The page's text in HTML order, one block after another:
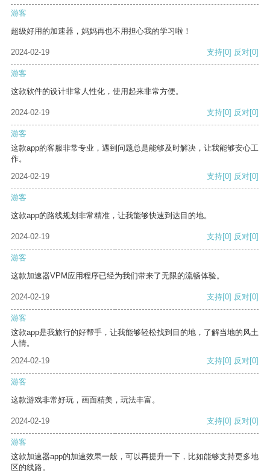
游客
超级好用的加速器，妈妈再也不用担心我的学习啦！
2024-02-19 支持[0] 反对[0]
游客
这款软件的设计非常人性化，使用起来非常方便。
2024-02-19 支持[0] 反对[0]
游客
这款app的客服非常专业，遇到问题总是能够及时解决，让我能够安心工
作。
2024-02-19
支持[0] 反对[0]
游客
这款app的路线规划非常精准，让我能够快速到达目的地。
2024-02-19 支持[0] 反对[0]
游客
这款加速器VPM应用程序已经为我们带来了无限的流畅体验。
2024-02-19 支持[0] 反对[0]
游客
这款app是我旅行的好帮手，让我能够轻松找到目的地，了解当地的风土
人情。
2024-02-19
支持[0] 反对[0]
游客
这款游戏非常好玩，画面精美，玩法丰富。
2024-02-19 支持[0] 反对[0]
游客
这款加速器app的加速效果一般，可以再提升一下，比如能够支持更多地
区的线路。